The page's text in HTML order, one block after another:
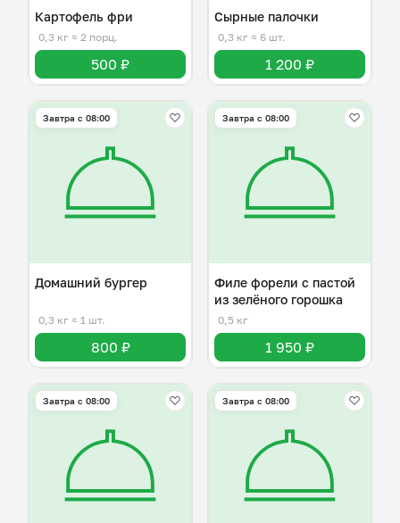
Картофель фри
0,3 кг ≈ 2 порц.
500 ₽
Сырные палочки
0,3 кг ≈ 6 шт.
1 200 ₽
Завтра c 08:00
Домашний бургер
0,3 кг ≈ 1 шт.
800 ₽
Завтра c 08:00
Филе форели с пастой
из зелёного горошка
0,5 кг
1 950 ₽
Завтра c 08:00 Завтра c 08:00